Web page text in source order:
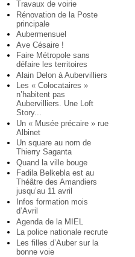
Travaux de voirie
Rénovation de la Poste
principale
Aubermensuel
Ave Césaire !
Faire Métropole sans
défaire les territoires
Alain Delon à Aubervilliers
Les « Colocataires »
n’habitent pas
Aubervilliers. Une Loft
Story...
Un « Musée précaire » rue
Albinet
Un square au nom de
Thierry Saganta
Quand la ville bouge
Fadila Belkebla est au
Théâtre des Amandiers
jusqu’au 11 avril
Infos formation mois
d’Avril
Agenda de la MIEL
La police nationale recrute
Les filles d’Auber sur la
bonne voie